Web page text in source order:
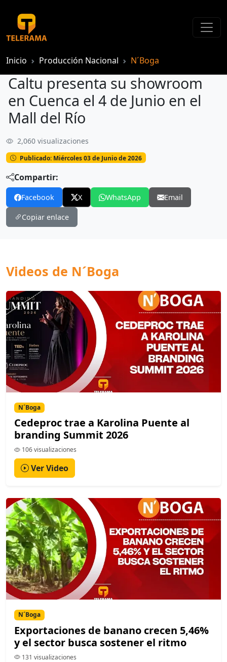
Inicio Producción Nacional N´Boga
Caltu presenta su showroom
en Cuenca el 4 de Junio en el
Mall del Río
2,060 visualizaciones
Publicado: Miércoles 03 de Junio de 2026
Compartir:
Facebook X WhatsApp Email
Copiar enlace
Videos de N´Boga
N´Boga
Cedeproc trae a Karolina Puente al
branding Summit 2026
106 visualizaciones
Ver Video
N´Boga
Exportaciones de banano crecen 5,46%
y el sector busca sostener el ritmo
131 visualizaciones